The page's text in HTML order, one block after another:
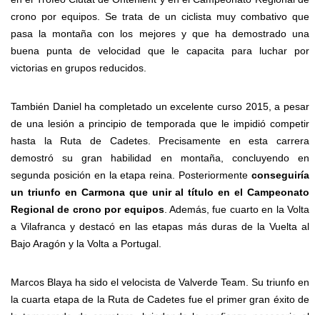
crono por equipos. Se trata de un ciclista muy combativo que
pasa la montaña con los mejores y que ha demostrado una
buena punta de velocidad que le capacita para luchar por
victorias en grupos reducidos.
También Daniel ha completado un excelente curso 2015, a pesar
de una lesión a principio de temporada que le impidió competir
hasta la Ruta de Cadetes. Precisamente en esta carrera
demostró su gran habilidad en montaña, concluyendo en
segunda posición en la etapa reina. Posteriormente conseguiría
un triunfo en Carmona que unir al título en el Campeonato
Regional de crono por equipos. Además, fue cuarto en la Volta
a Vilafranca y destacó en las etapas más duras de la Vuelta al
Bajo Aragón y la Volta a Portugal.
Marcos Blaya ha sido el velocista de Valverde Team. Su triunfo en
la cuarta etapa de la Ruta de Cadetes fue el primer gran éxito de